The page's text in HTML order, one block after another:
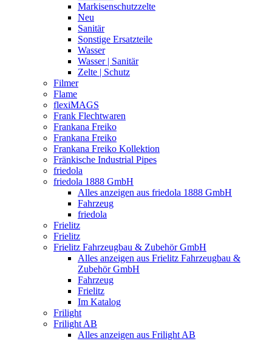
Markisenschutzzelte
Neu
Sanitär
Sonstige Ersatzteile
Wasser
Wasser | Sanitär
Zelte | Schutz
Filmer
Flame
flexiMAGS
Frank Flechtwaren
Frankana Freiko
Frankana Freiko
Frankana Freiko Kollektion
Fränkische Industrial Pipes
friedola
friedola 1888 GmbH
Alles anzeigen aus friedola 1888 GmbH
Fahrzeug
friedola
Frielitz
Frielitz
Frielitz Fahrzeugbau & Zubehör GmbH
Alles anzeigen aus Frielitz Fahrzeugbau &
Zubehör GmbH
Fahrzeug
Frielitz
Im Katalog
Frilight
Frilight AB
Alles anzeigen aus Frilight AB